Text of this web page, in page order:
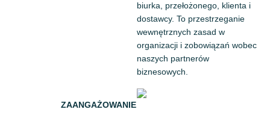
biurka, przełożonego, klienta i
dostawcy. To przestrzeganie
wewnętrznych zasad w
organizacji i zobowiązań wobec
naszych partnerów
biznesowych.
ZAANGAŻOWANIE